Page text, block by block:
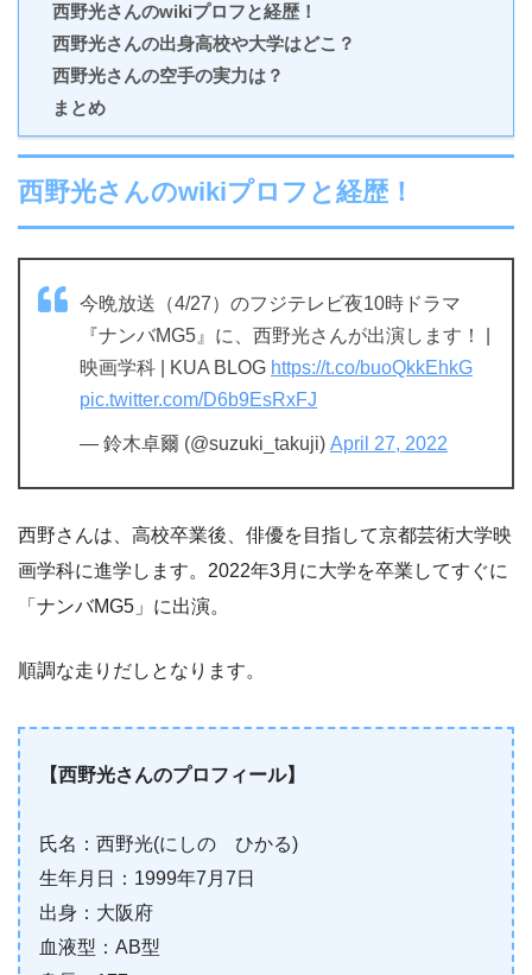
西野光さんのwikiプロフと経歴！
西野光さんの出身高校や大学はどこ？
西野光さんの空手の実力は？
まとめ
西野光さんのwikiプロフと経歴！
今晩放送（4/27）のフジテレビ夜10時ドラマ
『ナンバMG5』に、西野光さんが出演します！ |
映画学科 | KUA BLOG https://t.co/buoQkkEhkG
pic.twitter.com/D6b9EsRxFJ
— 鈴木卓爾️‍ (@suzuki_takuji) April 27, 2022
西野さんは、高校卒業後、俳優を目指して京都芸術大学映
画学科に進学します。2022年3月に大学を卒業してすぐに
「ナンバMG5」に出演。
順調な走りだしとなります。
【西野光さんのプロフィール】
氏名：西野光(にしの ひかる)
生年月日：1999年7月7日
出身：大阪府
血液型：AB型